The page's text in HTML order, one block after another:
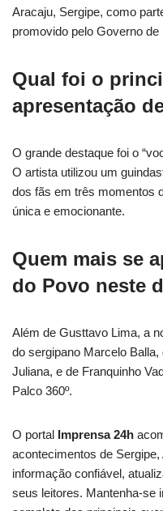
Aracaju, Sergipe, como
promovido pelo Governo de
Qual foi o
apresentação
O grande destaque foi o
O artista utilizou um
dos fãs em três momentos
única e emocionante.
Quem mais se
do Povo neste
Além de Gusttavo Lima, a
do sergipano Marcelo
Juliana, e de Franquinho
Palco 360º.
O portal Imprensa 24h
acontecimentos de
informação confiável,
seus leitores. Mantenha-se